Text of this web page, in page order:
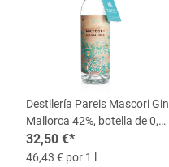
Destilería Pareis Mascori Gin
Mallorca 42%, botella de 0,7
litros
32,50 €*
46,43 € por 1 l